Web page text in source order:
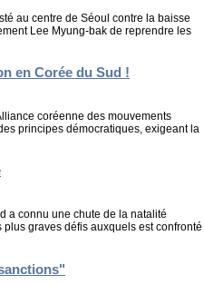
au centre de Séoul contre la baisse
Lee Myung-bak de reprendre les
en Corée du Sud !
coréenne des mouvements
principes démocratiques, exigeant la
a connu une chute de la natalité
graves défis auxquels est confronté